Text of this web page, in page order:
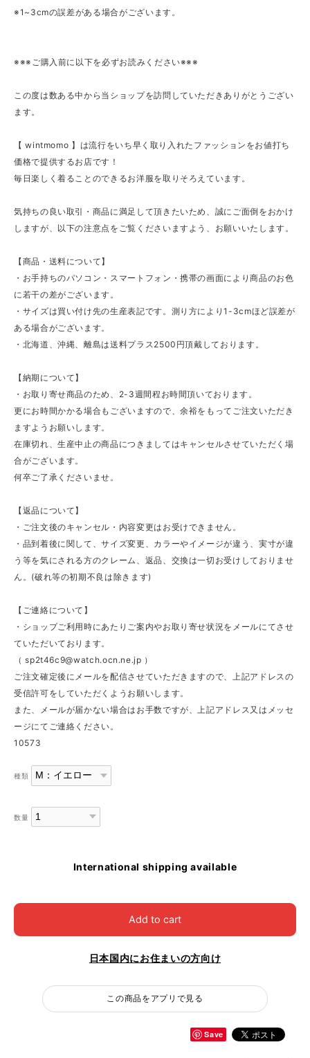
※1~3cmの誤差がある場合がございます。
※※※ご購入前に以下を必ずお読みください※※※
この度は数ある中から当ショップを訪問していただきありがとうござい
ます。
【 wintmomo 】は流行をいち早く取り入れたファッションをお値打ち
価格で提供するお店です！
毎日楽しく着ることのできるお洋服を取りそろえています。
気持ちの良い取引・商品に満足して頂きたいため、誠にご面倒をおかけ
しますが、以下の注意点をご覧くださいますよう、お願いいたします。
【商品・送料について】
・お手持ちのパソコン・スマートフォン・携帯の画面により商品のお色
に若干の差がございます。
・サイズは買い付け先の生産表記です。測り方により1-3cmほど誤差が
ある場合がございます。
・北海道、沖縄、離島は送料プラス2500円頂戴しております。
【納期について】
・お取り寄せ商品のため、2-3週間程お時間頂いております。
更にお時間かかる場合もございますので、余裕をもってご注文いただき
ますようお願いします。
在庫切れ、生産中止の商品につきましてはキャンセルさせていただく場
合がございます。
何卒ご了承くださいませ。
【返品について】
・ご注文後のキャンセル・内容変更はお受けできません。
・品到着後に関して、サイズ変更、カラーやイメージが違う、実寸が違
う等を気にされる方のクレーム、返品、交換は一切お受けしておりませ
ん。(破れ等の初期不良は除きます)
【ご連絡について】
・ショップご利用時にあたりご案内やお取り寄せ状況をメールにてさせ
ていただいております。
（sp2t46c9@watch.ocn.ne.jp ）
ご注文確定後にメールを配信させていただきますので、上記アドレスの
受信許可をしていただくようお願いします。
また、メールが届かない場合はお手数ですが、上記アドレス又はメッセ
ージにてご連絡ください。
10573
種類
数量
International shipping available
Add to cart
日本国内にお住まいの方向け
この商品をアプリで見る
Save